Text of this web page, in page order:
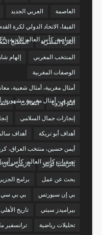
العاصمة العربي الجديد
الفيفا، الاتحاد الدولي لكرة
الرياضة، كأس العالم للأندية، FIFA
الكرة المصرية المطبخ
المنتخب المغربي إلهام
الوصفات المغربية
أمثال مغربية، أمثال شعبية،
مغربي، أمثال مغربية مشهورة،
أمم أوروبا انتقالات
إنجازات جمال السلامي
أهداف أبو تريكة أهداف
أيمن حسين، منتخب العراق،
تصفيات كأس العالم، كأس آسيا
باتريسيا لوبيز باريس سان
بحث عن عمل برامج
بي إن سبورتس بي بي سي
بيراميدز سيتي تاريخ الأهلي
تحليلات رياضية ترانسفير